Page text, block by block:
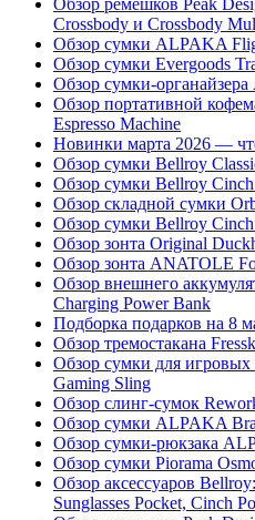
Обзор ремешков Peak
Crossbody и Crossbody
Обзор сумки ALPAKA
Обзор сумки Evergoods
Обзор сумки-
Обзор портативной
Espresso Machine
Новинки марта 2026 —
Обзор сумки Bellroy
Обзор сумки Bellroy
Обзор складной сумки
Обзор сумки Bellroy
Обзор зонта Original
Обзор зонта ANATOLE
Обзор внешнего
Charging Power Bank
Подборка подарков на 8
Обзор тремостакана
Обзор сумки для
Gaming Sling
Обзор слинг-сумок
Обзор сумки ALPAKA
Обзор сумки-рюкзака
Обзор сумки Piorama
Обзор аксессуаров
Sunglasses Pocket, Cinch